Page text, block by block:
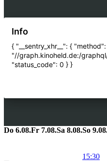
Do 6.08.Fr 7.08.Sa 8.08.So
15:30